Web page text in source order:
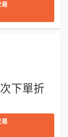
易
下單折
易